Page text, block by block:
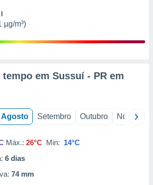
µg/m³)
em Sussuí - PR em
Agosto Setembro Outubro Novembro
Máx.: 26°C Min: 14°C
6 dias
74 mm